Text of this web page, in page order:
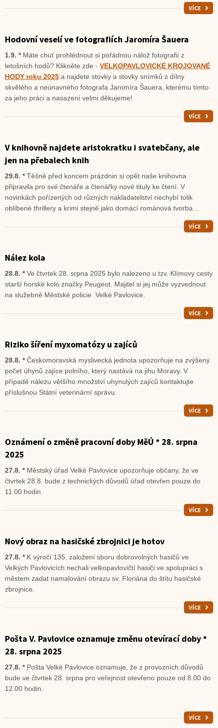
VÍCE
Hodovní veselí ve fotografiích Jaromíra Šauera
1.9. *Máte chuť prohlédnout si pořádnou nálož fotografií z
letošních hodů? Klikněte zde - VELKOPAVLOVICKÉ KROJOVANÉ
HODY roku 2025 a najdete stovky a stovky snímků z dílny
skvělého a neúnavného fotografa Jaromíra Šauera, kterému tímto
za jeho práci a nasazení velmi děkujeme!
VÍCE
V knihovně najdete aristokratku i svatebčany, ale
jen na přebalech knih
29.8. *Těšně před koncem prázdnin si opět naše knihovna
připravila pro své čtenáře a čtenářky nové tituly ke čtení. V
novinkách pořízených od různých nakladatelství nechybí tolik
oblíbené thrillery a krimi stejně jako domácí románová tvorba...
VÍCE
Nález kola
28.8. *Ve čtvrtek 28. srpna 2025 bylo nalezeno u tzv. Klímovy cesty
starší horské kolo značky Peugeot. Majitel si jej může vyzvednout
na služebně Městské policie Velké Pavlovice.
VÍCE
Riziko šíření myxomatózy u zajíců
28.8. *Českomoravská myslivecká jednota upozorňuje na zvýšený
počet úhynů zajíce polního, který nastává na jihu Moravy. V
případě nálezu většího množství uhynulých zajíců kontaktujte
příslušnou Státní veterinární správu.
VÍCE
Oznámení o změně pracovní doby MěÚ * 28. srpna
2025
27.8. * Městský úřad Velké Pavlovice upozorňuje občany, že ve
čtvrtek 28.8. bude z technických důvodů úřad otevřen pouze do
11.00 hodin.
VÍCE
Nový obraz na hasičské zbrojnici je hotov
27.8. *K výročí 135. založení sboru dobrovolných hasičů ve
Velkých Pavlovicích nechali velkopavlovičtí hasiči ve spolupráci s
městem zadat namalování obrazu sv. Floriána do štítu hasičské
zbrojnice.
VÍCE
Pošta V. Pavlovice oznamuje změnu otevírací doby *
28. srpna 2025
27.8. * Pošta Velké Pavlovice oznamuje, že z provozních důvodů
bude ve čtvrtek 28. srpna pro veřejnost otevřeno pouze od 8.00 do
12.00 hodin.
VÍCE